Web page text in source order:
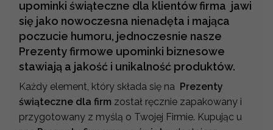
upominki świąteczne dla klientów firma jawi
się jako nowoczesna nienadęta i mająca
poczucie humoru, jednoczesnie nasze
Prezenty firmowe upominki biznesowe
stawiają a jakość i unikalność produktów.
Każdy element, który składa się na Prezenty
świąteczne dla firm został ręcznie zapakowany i
przygotowany z myślą o Twojej Firmie. Kupując u